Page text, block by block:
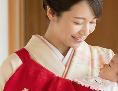
ジュニア着物レ
ンタル
男性礼装レンタ
ル